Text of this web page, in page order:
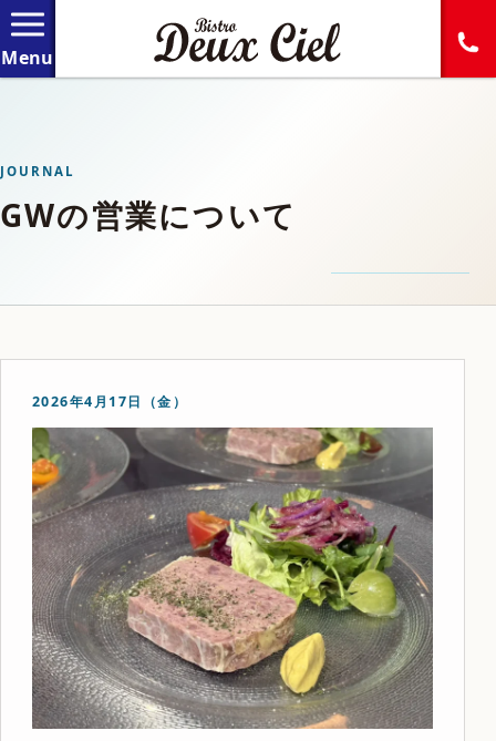
JOURNAL
GWの営業について
2026年4月17日（金）